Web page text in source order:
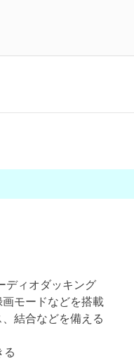
ディオダッキング
モードなどを搭載
結合などを備える
る